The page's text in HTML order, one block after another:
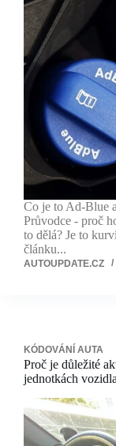
Co je to Ad-Blue
Průvodce - proč
to dělá? Je to
článku...
AUTOUPDATE.CZ
KÓDOVÁNÍ AUTA
Proč je důležité
jednotkách